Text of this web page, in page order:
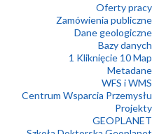
Oferty pracy
Zamówienia publiczne
Dane geologiczne
Bazy danych
1 Kliknięcie 10 Map
Metadane
WFS i WMS
Centrum Wsparcia Przemysłu
Projekty
GEOPLANET